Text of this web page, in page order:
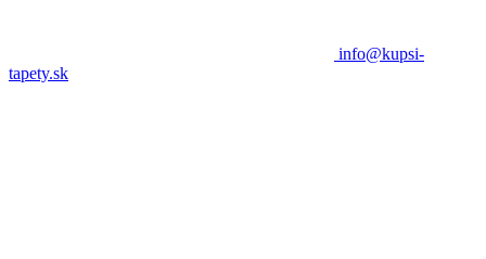
info@kupsi-
tapety.sk